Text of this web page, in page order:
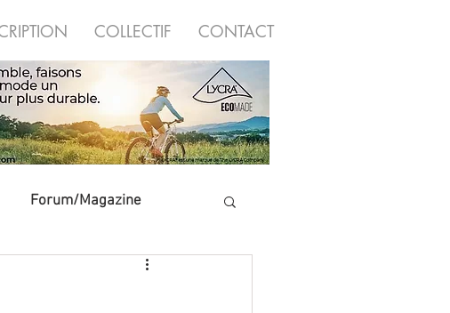
COLLECTIF CONTACT
Forum/Magazine
Salles d'escalade